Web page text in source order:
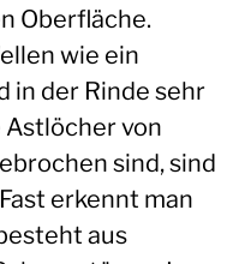
Oberfläche.
wie ein
in der Rinde sehr
von
sind, sind
erkennt man
aus